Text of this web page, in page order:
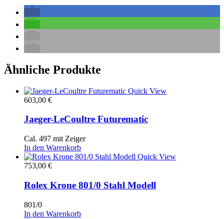
Ähnliche Produkte
Quick View
603,00 €
Jaeger-LeCoultre Futurematic
Cal. 497 mit Zeiger
In den Warenkorb
Quick View
753,00 €
Rolex Krone 801/0 Stahl Modell
801/0
In den Warenkorb